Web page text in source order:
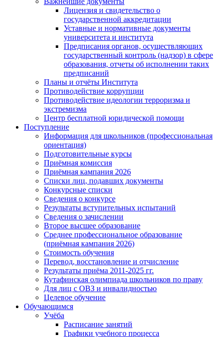
Лицензия и свидетельство о
государственной аккредитации
Уставные и нормативные документы
университета и института
Предписания органов, осуществляющих
государственный контроль (надзор) в сфере
образования, отчеты об исполнении таких
предписаний
Планы и отчёты Института
Противодействие коррупции
Противодействие идеологии терроризма и
экстремизма
Центр бесплатной юридической помощи
Поступление
Информация для школьников (профессиональная
ориентация)
Подготовительные курсы
Приёмная комиссия
Приёмная кампания 2026
Списки лиц, подавших документы
Конкурсные списки
Сведения о конкурсе
Результаты вступительных испытаний
Сведения о зачислении
Второе высшее образование
Среднее профессиональное образование
(приёмная кампания 2026)
Стоимость обучения
Перевод, восстановление и отчисление
Результаты приёма 2011-2025 гг.
Кутафинская олимпиада школьников по праву
Для лиц с ОВЗ и инвалидностью
Целевое обучение
Обучающимся
Учёба
Расписание занятий
Графики учебного процесса